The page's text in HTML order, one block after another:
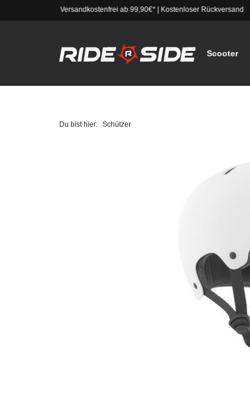
Versandkostenfrei ab 99,90€*| Kostenloser Rückversand
Scooter
Du bist hier: Schützer